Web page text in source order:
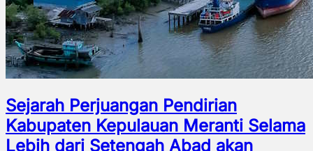
Sejarah Perjuangan Pendirian
Kabupaten Kepulauan Meranti Selama
Lebih dari Setengah Abad akan